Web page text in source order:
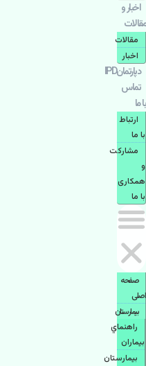
اخبار و
مقالات
مقالات
اخبار
دپارتمانIPD
تماس
با ما
ارتباط
با ما
مشاركت
و
همكاری
با ما
صفحه
اصلی
بيمارستان
راهنماي
بیماران
بیمارستان